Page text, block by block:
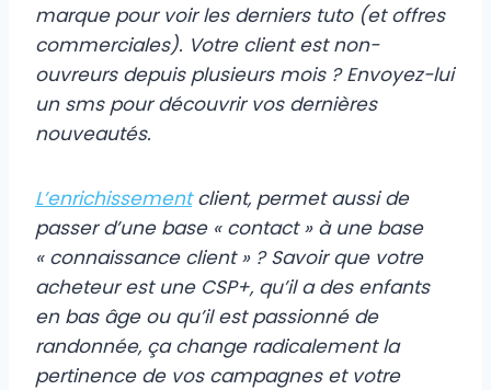
marque pour voir les derniers tuto (et offres
commerciales). Votre client est non-
ouvreurs depuis plusieurs mois ? Envoyez-lui
un sms pour découvrir vos dernières
nouveautés.
L’enrichissementclient, permet aussi de
passer d’une base « contact » à une base
« connaissance client » ? Savoir que votre
acheteur est une CSP+, qu’il a des enfants
en bas âge ou qu’il est passionné de
randonnée, ça change radicalement la
pertinence de vos campagnes et votre